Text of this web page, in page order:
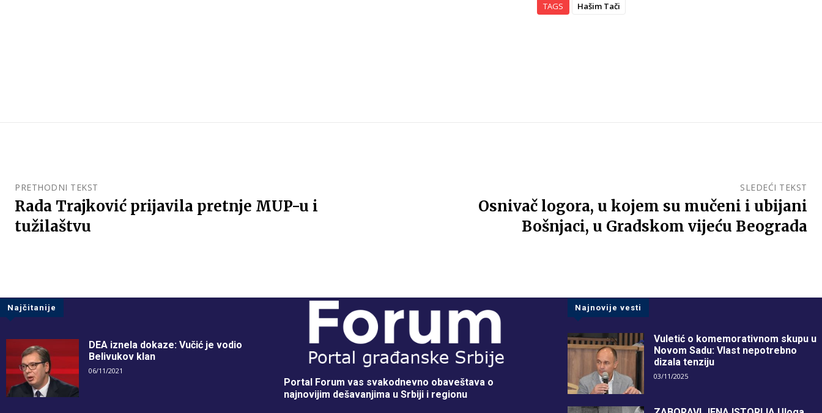
TAGS Hašim Tači
PRETHODNI TEKST
Rada Trajković prijavila pretnje MUP-u i
tužilaštvu
SLEDEĆI TEKST
Osnivač logora, u kojem su mučeni i ubijani
Bošnjaci, u Gradskom vijeću Beograda
Najčitanije
DEA iznela dokaze: Vučić je vodio
Belivukov klan
06/11/2021
Portal Forum vas svakodnevno obaveštava o
najnovijim dešavanjima u Srbiji i regionu
Najnovije vesti
Vuletić o komemorativnom skupu u
Novom Sadu: Vlast nepotrebno
dizala tenziju
03/11/2025